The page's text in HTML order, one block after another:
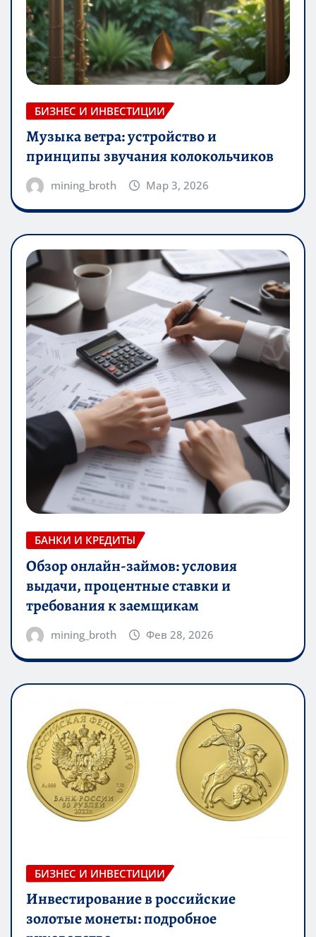
БИЗНЕС И ИНВЕСТИЦИИ
Музыка ветра: устройство и
принципы звучания колокольчиков
mining_broth Мар 3, 2026
БАНКИ И КРЕДИТЫ
Обзор онлайн-займов: условия
выдачи, процентные ставки и
требования к заемщикам
mining_broth Фев 28, 2026
БИЗНЕС И ИНВЕСТИЦИИ
Инвестирование в российские
золотые монеты: подробное